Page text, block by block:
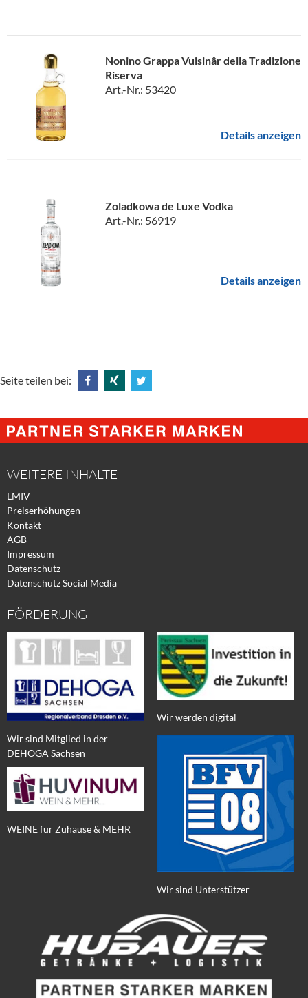
Nonino Grappa Vuisinâr della Tradizione
Riserva
Art.-Nr.: 53420
Details anzeigen
Zoladkowa de Luxe Vodka
Art.-Nr.: 56919
Details anzeigen
Seite teilen bei:
@
Facebook
@
Xing
@
Twitter
WEITERE INHALTE
LMIV
Preiserhöhungen
Kontakt
AGB
Impressum
Datenschutz
Datenschutz Social Media
FÖRDERUNG
Wir sind Mitglied in der
DEHOGA Sachsen
WEINE für Zuhause & MEHR
Wir werden digital
Wir sind Unterstützer